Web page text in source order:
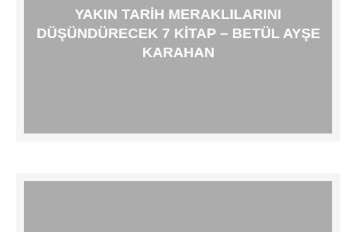
YAKIN TARIH MERAKLILARINI
DÜŞÜNDÜRECEK 7 KITAP – BETÜL AYŞE
KARAHAN